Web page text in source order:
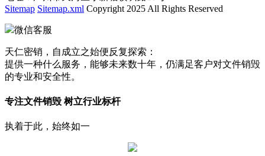
Sitemap Sitemap.xml Copyright 2025 All Rights Reserved
微信客服
天仁密销，自成立之始便反复探索：
提供一种什么服务，能够未来数十年，仍满足客户对文件销毁
的专业和安全性。
专注文件销毁 树立行业标杆
执着于此，始终如一